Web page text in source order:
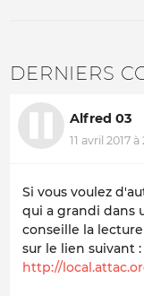
DERNIERS
Alfred 03
11 avril 2017 à
Si vous voulez
qui a grandi dans
conseille la
sur le lien suivant :
http://